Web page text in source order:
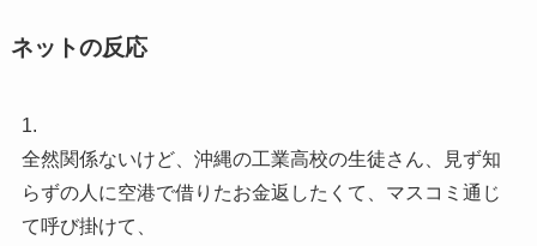
ネットの反応
1.
全然関係ないけど、沖縄の工業高校の生徒さん、見ず知
らずの人に空港で借りたお金返したくて、マスコミ通じ
て呼び掛けて、